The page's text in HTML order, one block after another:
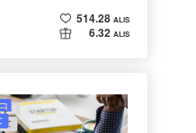
514.28 ALIS
6.32 ALIS